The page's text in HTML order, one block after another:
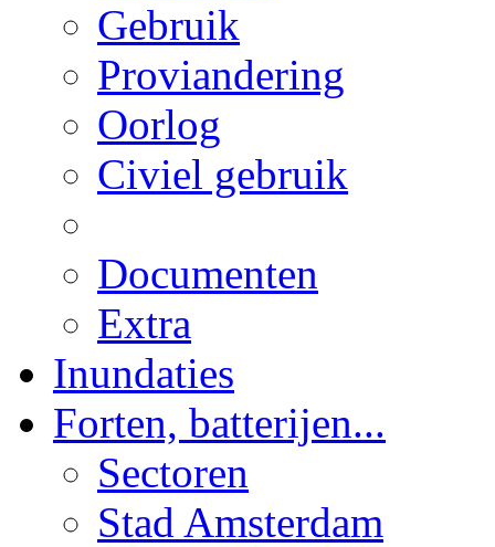
Gebruik
Proviandering
Oorlog
Civiel gebruik
Documenten
Extra
Inundaties
Forten, batterijen...
Sectoren
Stad Amsterdam